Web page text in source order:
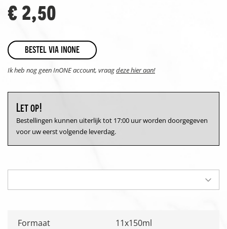
€ 2,50
bestel via inone
Ik heb nog geen InONE account, vraagdeze hier aan!
Let op!
Bestellingen kunnen uiterlijk tot 17:00 uur worden doorgegeven
voor uw eerst volgende leverdag.
Formaat 11x150ml